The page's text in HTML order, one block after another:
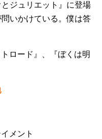
ジュリエット』に登場
いかけている。僕は答
ロード』、『ぼくは明
メント